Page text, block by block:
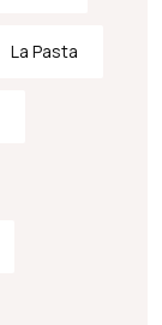
La Pasta